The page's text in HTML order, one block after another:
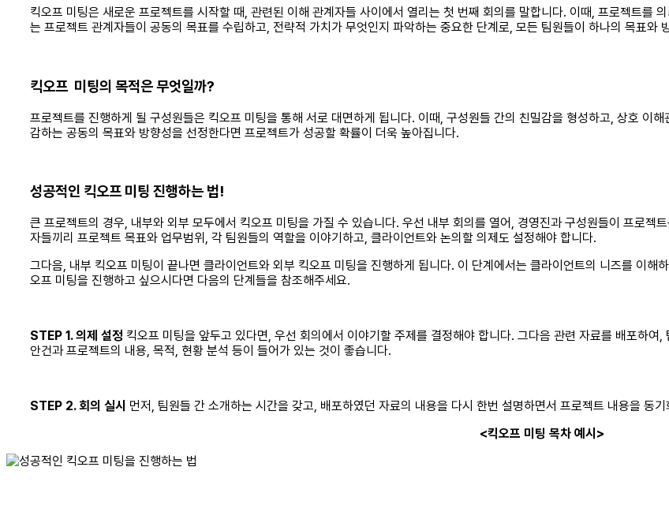
킥오프 미팅은 새로운 프로젝트를 시작할 때, 관련된 이해 관계자들 사이에서 열리는 첫 번째 회의를 말합니다. 이때, 프로젝트를
는 프로젝트 관계자들이 공동의 목표를 수립하고, 전략적 가치가 무엇인지 파악하는 중요한 단계로, 모든 팀원들이 하나의 목표와
킥오프 미팅의 목적은 무엇일까?
프로젝트를 진행하게 될 구성원들은 킥오프 미팅을 통해 서로 대면하게 됩니다. 이때, 구성원들 간의 친밀감을 형성하고, 상호 이
감하는 공동의 목표와 방향성을 선정한다면 프로젝트가 성공할 확률이 더욱 높아집니다.
성공적인 킥오프 미팅 진행하는 법!
큰 프로젝트의 경우, 내부와 외부 모두에서 킥오프 미팅을 가질 수 있습니다. 우선 내부 회의를 열어, 경영진과 구성원들이 프로젝
자들끼리 프로젝트 목표와 업무범위, 각 팀원들의 역할을 이야기하고, 클라이언트와 논의할 의제도 설정해야 합니다.
그다음, 내부 킥오프 미팅이 끝나면 클라이언트와 외부 킥오프 미팅을 진행하게 됩니다. 이 단계에서는 클라이언트의 니즈를 이
오프 미팅을 진행하고 싶으시다면 다음의 단계들을 참조해주세요.
STEP 1. 의제 설정 킥오프 미팅을 앞두고 있다면, 우선 회의에서 이야기할 주제를 결정해야 합니다. 그다음 관련 자료를 배포하
안건과 프로젝트의 내용, 목적, 현황 분석 등이 들어가 있는 것이 좋습니다.
STEP 2. 회의 실시 먼저, 팀원들 간 소개하는 시간을 갖고, 배포하였던 자료의 내용을 다시 한번 설명하면서 프로젝트 내용을 동
<킥오프 미팅 목차 예시>